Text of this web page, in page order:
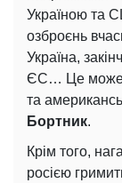
Україною та
озброєнь
Україна,
ЄС… Це може
та
Бортник.
Крім того,
росією